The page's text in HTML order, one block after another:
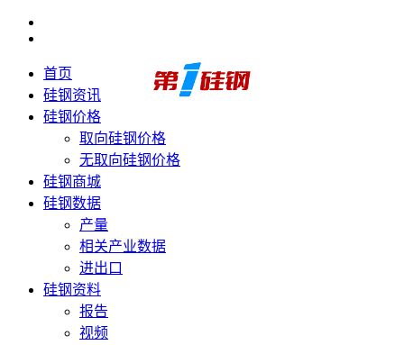
首页
硅钢资讯
硅钢价格
取向硅钢价格
无取向硅钢价格
硅钢商城
硅钢数据
产量
相关产业数据
进出口
硅钢资料
报告
视频